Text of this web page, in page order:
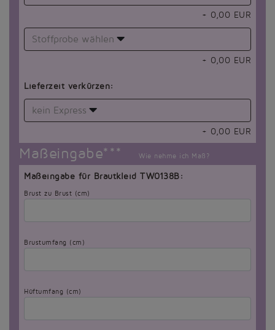
+ 0,00 EUR
Stoffprobe wählen
+ 0,00 EUR
Lieferzeit verkürzen:
kein Express
+ 0,00 EUR
Maßeingabe*** Wie nehme ich Maß?
Maßeingabe für Brautkleid TW0138B:
Brust zu Brust (cm)
Brustumfang (cm)
Hüftumfang (cm)